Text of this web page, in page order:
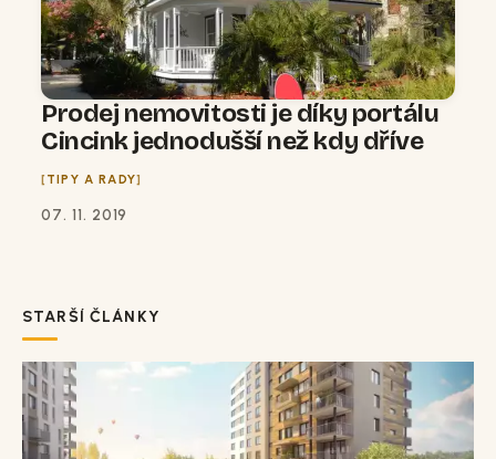
Prodej nemovitosti je díky portálu
Cincink jednodušší než kdy dříve
TIPY A RADY
07. 11. 2019
STARŠÍ ČLÁNKY